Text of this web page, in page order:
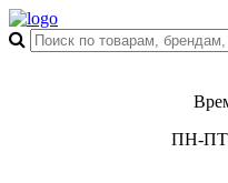
ПН-ПТ